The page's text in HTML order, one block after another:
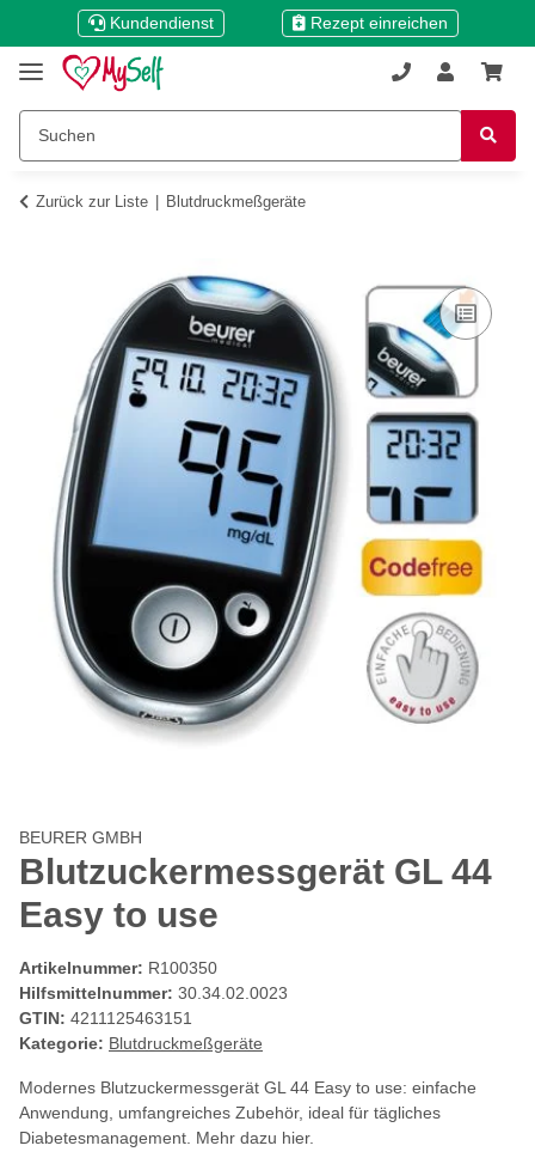
Kundendienst Rezept einreichen
Zurück zur Liste Blutdruckmeßgeräte
BEURER GMBH
Blutzuckermessgerät GL 44
Easy to use
Artikelnummer: R100350
Hilfsmittelnummer: 30.34.02.0023
GTIN: 4211125463151
Kategorie: Blutdruckmeßgeräte
Modernes Blutzuckermessgerät GL 44 Easy to use: einfache
Anwendung, umfangreiches Zubehör, ideal für tägliches
Diabetesmanagement. Mehr dazu hier.